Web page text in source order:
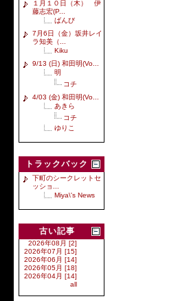
１月１０日（木） 伊
藤志宏(P...
ばんび
7月6日（金）坂井レイ
ラ知美（...
Kiku
9/13 (日) 和田明(Vo...
明
コチ
4/03 (金) 和田明(Vo...
あきら
コチ
ゆりこ
トラックバック
下町のシークレットセ
ッショ...
Miya\'s News
古い記事
2026年08月 [2]
2026年07月 [15]
2026年06月 [14]
2026年05月 [18]
2026年04月 [14]
all